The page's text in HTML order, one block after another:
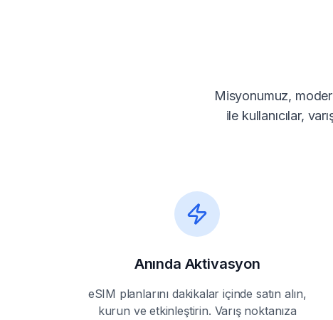
Misyonumuz,
ile kullanıcılar,
Anında Aktivasyon
eSIM planlarını dakikalar içinde satın alın,
kurun ve etkinleştirin. Varış noktanıza